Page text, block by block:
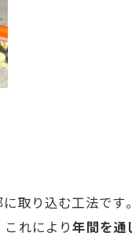
取り込む工法です​​
これにより年間を通